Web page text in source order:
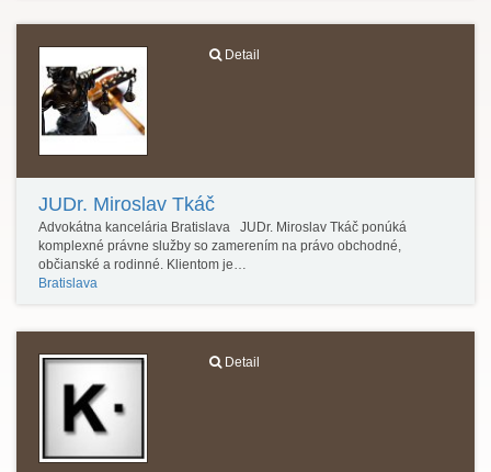
Detail
JUDr. Miroslav Tkáč
Advokátna kancelária Bratislava JUDr. Miroslav Tkáč ponúká
komplexné právne služby so zamerením na právo obchodné,
občianské a rodinné. Klientom je…
Bratislava
Detail